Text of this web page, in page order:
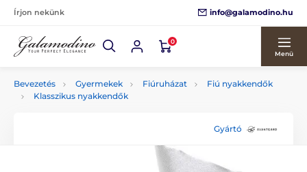
Írjon nekünk info@galamodino.hu
0
Menü
Bevezetés Gyermekek Fiúruházat
Fiú nyakkendők
Klasszikus nyakkendők
Gyártó